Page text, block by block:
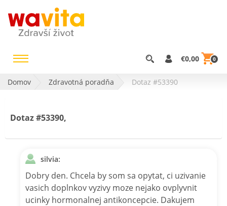
€0,00 0
Domov Zdravotná poradňa Dotaz #53390
Dotaz #53390,
silvia:
Dobry den. Chcela by som sa opytat, ci uzivanie
vasich doplnkov vyzivy moze nejako ovplyvnit
ucinky hormonalnej antikoncepcie. Dakujem